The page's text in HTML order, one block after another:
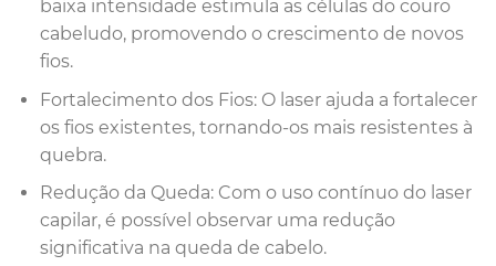
baixa intensidade estimula as células do couro
cabeludo, promovendo o crescimento de novos
fios.
Fortalecimento dos Fios: O laser ajuda a fortalecer
os fios existentes, tornando-os mais resistentes à
quebra.
Redução da Queda: Com o uso contínuo do laser
capilar, é possível observar uma redução
significativa na queda de cabelo.